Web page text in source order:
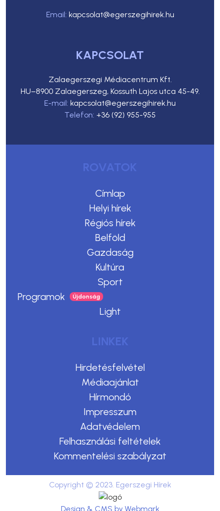
Email: kapcsolat@egerszegihirek.hu
KAPCSOLAT
Zalaegerszegi Médiacentrum Kft.
HU–8900 Zalaegerszeg, Kossuth Lajos utca 45-49.
E-mail: kapcsolat@egerszegihirek.hu
Telefon: +36 (92) 955-955
ROVATOK
Címlap
Helyi hírek
Régiós hírek
Belföld
Gazdaság
Kultúra
Sport
Programok
Light
LINKEK
Hirdetésfelvétel
Médiaajánlat
Hírmondó
Impresszum
Adatvédelem
Felhasználási feltételek
Kommentelési szabályzat
Copyright © 2023. Egerszegi Hírek
Design & CMS by Webmark